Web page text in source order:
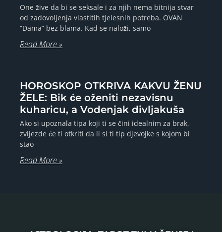
One žive da bi se seksale i za njih nema bitnija stvar
od zadovoljenja vlastitih tjelesnih potreba. OVAN
“Dama” bez blama. Kad se naloži, samo
Read More »
HOROSKOP OTKRIVA KAKVU ŽENU
ŽELE: Bik će oženiti nezavisnu
kuharicu, a Vodenjak divljakuša
Ako si upoznala tipa koji ti se čini idealnim za brak,
zvijezde će ti otkriti da li si ti tip djevojke s kojom bi
stao
Read More »